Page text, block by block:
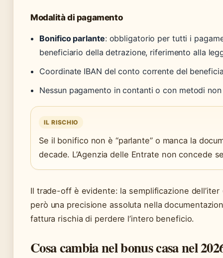
Modalità di pagamento
Bonifico parlante: obbligatorio per tutti i
beneficiario della detrazione, riferimento alla
Coordinate IBAN del conto corrente del
Nessun pagamento in contanti o con metodi
IL RISCHIO
Se il bonifico non è “parlante” o manca la
decade. L’Agenzia delle Entrate non concede
Il trade-off è evidente: la semplificazione
però una precisione assoluta nella
fattura rischia di perdere l’intero beneficio.
Cosa cambia nel bonus casa nel